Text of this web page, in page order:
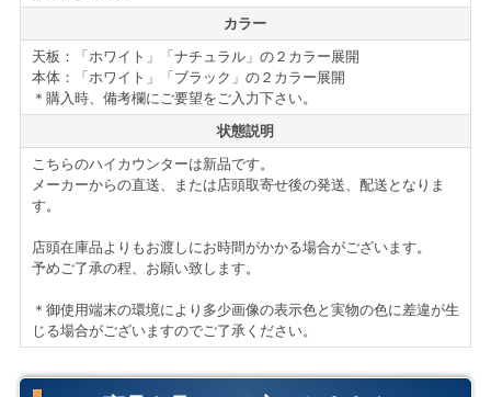
仕様・付属品
STCシリーズ ハイカウンター共通
■棚板×1
■ソフトエッジ仕様
■アジャスター付き
＊サイズ・型番等の詳細はページ下部に記載がございま
【送料・配送について】
＜自社便＞＊神奈川、首都圏対応
入可）
カラー
天板：「ホワイト」「ナチュラル」の２カラー展開
本体：「ホワイト」「ブラック」の２カラー展開
＊購入時、備考欄にご要望をご入力下さい。
状態説明
こちらのハイカウンターは新品です。
メーカーからの直送、または店頭取寄せ後の発送、配送となりま
す。
店頭在庫品よりもお渡しにお時間がかかる場合がございます。
予めご了承の程、お願い致します。
＊御使用端末の環境により多少画像の表示色と実物の色に差違が生
じる場合がございますのでご了承ください。